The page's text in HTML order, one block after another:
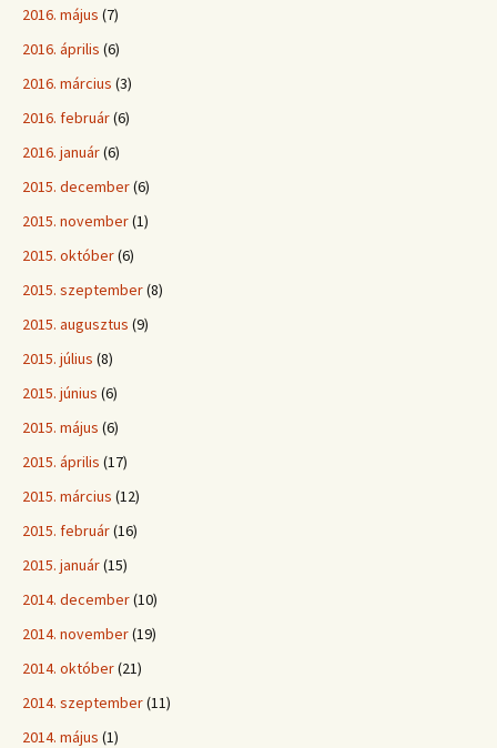
2016. május (7)
2016. április (6)
2016. március (3)
2016. február(6)
2016. január(6)
2015. december(6)
2015. november(1)
2015. október(6)
2015. szeptember(8)
2015. augusztus (9)
2015. július (8)
2015. június (6)
2015. május (6)
2015. április (17)
2015. március (12)
2015. február(16)
2015. január(15)
2014. december(10)
2014. november(19)
2014. október(21)
2014. szeptember(11)
2014. május (1)